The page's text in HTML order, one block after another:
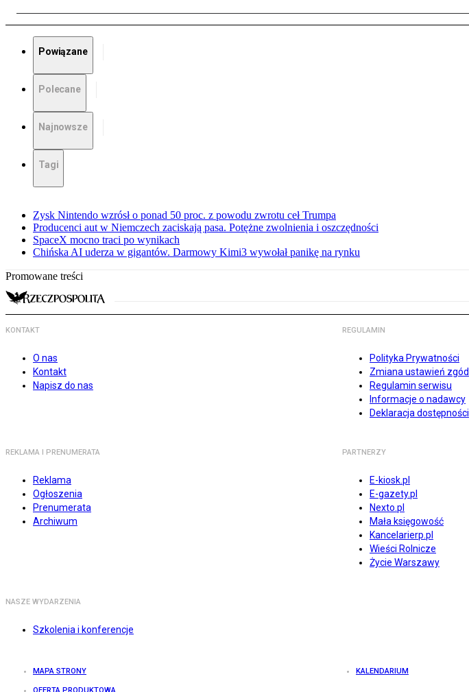
Powiązane
Polecane
Najnowsze
Tagi
Zysk Nintendo wzrósł o ponad 50 proc. z powodu zwrotu ceł Trumpa
Producenci aut w Niemczech zaciskają pasa. Potężne zwolnienia i oszczędności
SpaceX mocno traci po wynikach
Chińska AI uderza w gigantów. Darmowy Kimi3 wywołał panikę na rynku
Promowane treści
KONTAKT
O nas
Kontakt
Napisz do nas
REGULAMIN
Polityka Prywatności
Zmiana ustawień zgód
Regulamin serwisu
Informacje o nadawcy
Deklaracja dostępności
REKLAMA I PRENUMERATA
Reklama
Ogłoszenia
Prenumerata
Archiwum
PARTNERZY
E-kiosk.pl
E-gazety.pl
Nexto.pl
Mała księgowość
Kancelarierp.pl
Wieści Rolnicze
Życie Warszawy
NASZE WYDARZENIA
Szkolenia i konferencje
MAPA STRONY KALENDARIUM